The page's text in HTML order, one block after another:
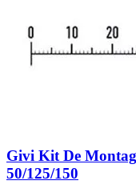
Givi Kit De
50/125/150